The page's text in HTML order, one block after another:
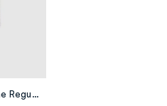
T-shirt In Puro Cotone Marrone Regular Fit